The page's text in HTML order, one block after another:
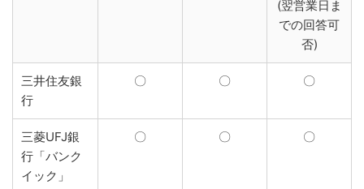
(翌営業日ま
での回答可
否)
三井住友銀
行
〇 〇 〇
三菱UFJ銀
行「バンク
イック」
〇 〇 〇